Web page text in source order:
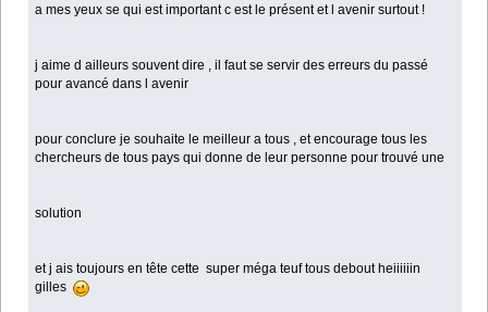
a mes yeux se qui est important c est le présent et l avenir surtout !
j aime d ailleurs souvent dire , il faut se servir des erreurs du passé
pour avancé dans l avenir
pour conclure je souhaite le meilleur a tous , et encourage tous les
chercheurs de tous pays qui donne de leur personne pour trouvé une
solution
et j ais toujours en tête cette super méga teuf tous debout heiiiiiin
gilles